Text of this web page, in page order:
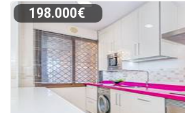
198.000€